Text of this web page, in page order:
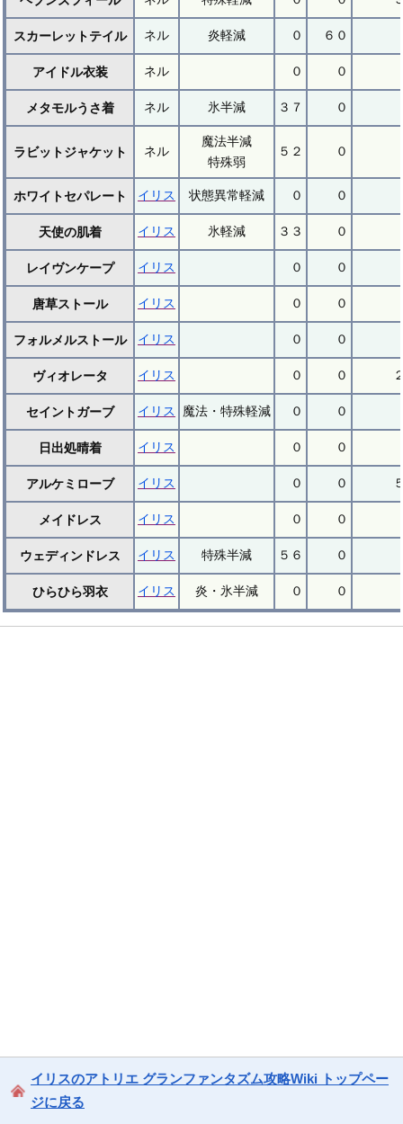
スカーレットテイル ネル 炎軽減 ０ ６０
アイドル衣装 ネル ０ ０
メタモルうさ着 ネル 氷半減 ３７ ０
ラビットジャケット ネル
魔法半減
特殊弱
５２ ０
ホワイトセパレート イリス 状態異常軽減 ０ ０
天使の肌着 イリス 氷軽減 ３３ ０
レイヴンケープ イリス ０ ０
唐草ストール イリス ０ ０
フォルメルストール イリス ０ ０
ヴィオレータ イリス ０ ０
セイントガーブ イリス 魔法・特殊軽減 ０ ０
日出処晴着 イリス ０ ０
アルケミローブ イリス ０ ０
メイドレス イリス ０ ０
ウェディンドレス イリス 特殊半減 ５６ ０
ひらひら羽衣 イリス 炎・氷半減 ０ ０
イリスのアトリエ グランファンタズム攻略Wiki トップペー
ジに戻る